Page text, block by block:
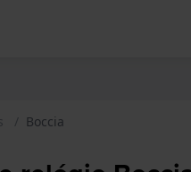
Boccia